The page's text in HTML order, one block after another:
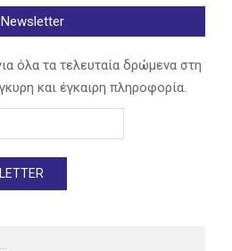
Newsletter
όλα τα τελευταία δρώμενα στη
και έγκαιρη πληροφορία.